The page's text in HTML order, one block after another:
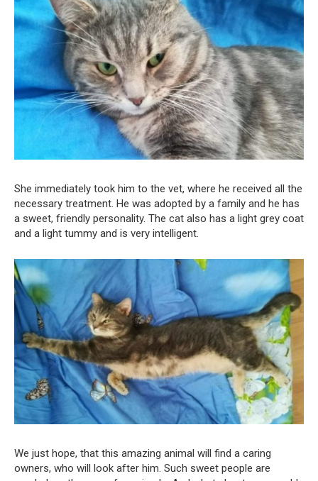
She immediately took him to the vet, where he received all the
necessary treatment. He was adopted by a family and he has
a sweet, friendly personality. The cat also has a light grey coat
and a light tummy and is very intelligent.
We just hope, that this amazing animal will find a caring
owners, who will look after him. Such sweet people are